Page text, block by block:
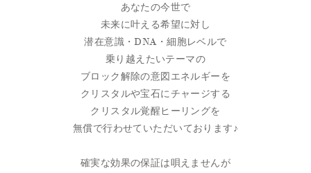
あなたの今世で
未来に叶える希望に対し
潜在意識・DNA・細胞レベルで
乗り越えたいテーマの
ブロック解除の意図エネルギーを
クリスタルや宝石にチャージする
クリスタル覚醒ヒーリングを
無償で行わせていただいております♪
確実な効果の保証は唄えませんが